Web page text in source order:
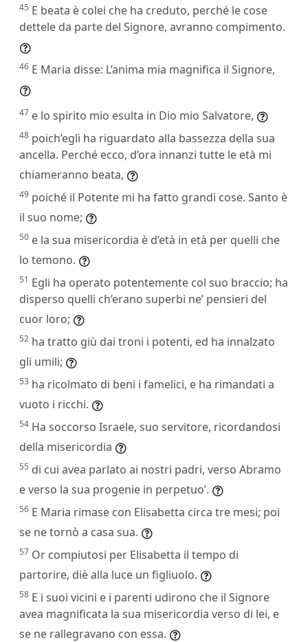
45 E beata è colei che ha creduto, perché le cose
dettele da parte del Signore, avranno compimento.
46 E Maria disse: L’anima mia magnifica il Signore,
47 e lo spirito mio esulta in Dio mio Salvatore,
48 poich’egli ha riguardato alla bassezza della sua
ancella. Perché ecco, d’ora innanzi tutte le età mi
chiameranno beata,
49 poiché il Potente mi ha fatto grandi cose. Santo è
il suo nome;
50 e la sua misericordia è d’età in età per quelli che
lo temono.
51 Egli ha operato potentemente col suo braccio; ha
disperso quelli ch’erano superbi ne’ pensieri del
cuor loro;
52 ha tratto giù dai troni i potenti, ed ha innalzato
gli umili;
53 ha ricolmato di beni i famelici, e ha rimandati a
vuoto i ricchi.
54 Ha soccorso Israele, suo servitore, ricordandosi
della misericordia
55 di cui avea parlato ai nostri padri, verso Abramo
e verso la sua progenie in perpetuo’.
56 E Maria rimase con Elisabetta circa tre mesi; poi
se ne tornò a casa sua.
57 Or compiutosi per Elisabetta il tempo di
partorire, diè alla luce un figliuolo.
58 E i suoi vicini e i parenti udirono che il Signore
avea magnificata la sua misericordia verso di lei, e
se ne rallegravano con essa.